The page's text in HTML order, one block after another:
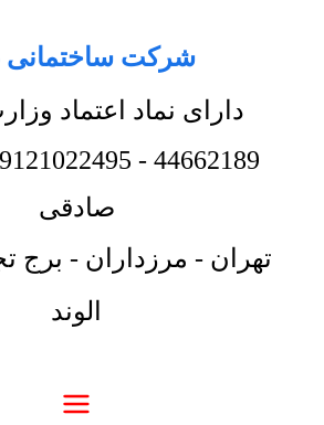
شرکت ساختمانی
دارای نماد اعتماد
44662189
-
صادقی
تهران - مرزداران - برج
الوند